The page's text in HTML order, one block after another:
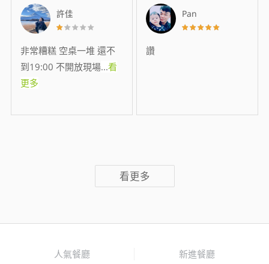
許佳
非常糟糕 空桌一堆 還不
到19:00 不開放現場...看
更多
Pan
讚
看更多
人氣餐廳 新進餐廳